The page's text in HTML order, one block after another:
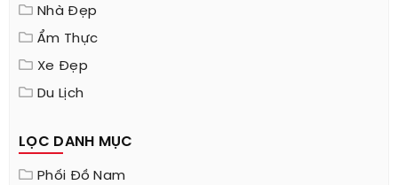
Nhà Đẹp
Ẩm Thực
Xe Đẹp
Du Lịch
LỌC DANH MỤC
Phối Đồ Nam